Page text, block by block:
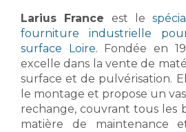
Larius France est le
fourniture industrielle
surface Loire. Fondée en
excelle dans la vente de
surface et de pulvérisation.
le montage et propose un
rechange, couvrant tous les
matière de maintenance